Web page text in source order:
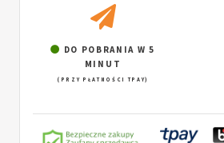
DO POBRANIA W 5
MINUT
(PRZY PŁATNOŚCI TPAY)